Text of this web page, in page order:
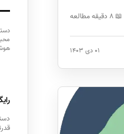
📖 ۸ دقیقه مطالعه
۰۱ دی ۱۴۰۳